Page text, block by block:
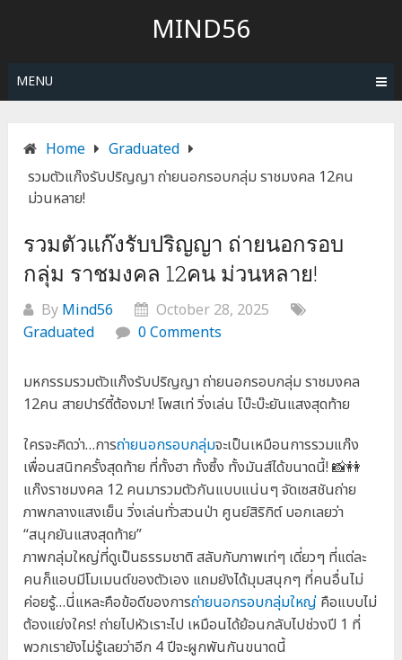
MIND56
MENU
Home
Graduated
รวมตัวแก๊งรับปริญญา ถ่ายนอกรอบกลุ่ม ราชมงคล 12คน
ม่วนหลาย!
รวมตัวแก๊งรับปริญญา ถ่ายนอกรอบ
กลุ่ม ราชมงคล 12คน ม่วนหลาย!
By Mind56
October 28, 2025
Graduated
0 Comments
มหกรรมรวมตัวแก๊งรับปริญญา ถ่ายนอกรอบกลุ่ม ราชมงคล
12คน สายปาร์ตี้ต้องมา! โพสเท่ วิ่งเล่น โบ๊ะบ๊ะยันแสงสุดท้าย
ใครจะคิดว่า…การถ่ายนอกรอบกลุ่มจะเป็นเหมือนการรวมแก๊ง
เพื่อนสนิทครั้งสุดท้าย ที่ทั้งฮา ทั้งซึ้ง ทั้งมันส์ได้ขนาดนี้! 📸👭
แก๊งราชมงคล 12 คนมารวมตัวกันแบบแน่นๆ จัดเซสชันถ่าย
ภาพกลางแสงเย็น วิ่งเล่นทั่วสวนป่า ศูนย์สิริกิต์ บอกเลยว่า
“สนุกยันแสงสุดท้าย”
ภาพกลุ่มใหญ่ที่ดูเป็นธรรมชาติ สลับกับภาพเท่ๆ เดี่ยวๆ ที่แต่ละ
คนก็แอบมีโมเมนต์ของตัวเอง แถมยังได้มุมสนุกๆ ที่คนอื่นไม่
ค่อยรู้…นี่แหละคือข้อดีของการถ่ายนอกรอบกลุ่มใหญ่ คือแบบไม่
ต้องแย่งใคร! ถ่ายไปหัวเราะไป เหมือนได้ย้อนกลับไปช่วงปี 1 ที่
พวกเรายังไม่รู้เลยว่าอีก 4 ปีจะผูกพันกันขนาดนี้